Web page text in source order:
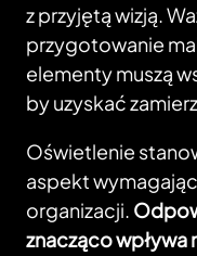
z przyjętą wizją.
przygotowanie
elementy muszą
by uzyskać
Oświetlenie
aspekt
organizacji.
znacząco